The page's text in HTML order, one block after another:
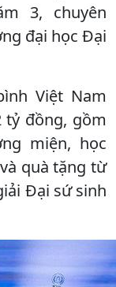
3, chuyên
đại học Đại
Việt Nam
đồng, gồm
miện, học
quà tặng từ
Đại sứ sinh